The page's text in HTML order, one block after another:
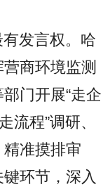
发言权。哈
商环境监测
门开展“走企
流程”调研、
准摸排审
环节，深入